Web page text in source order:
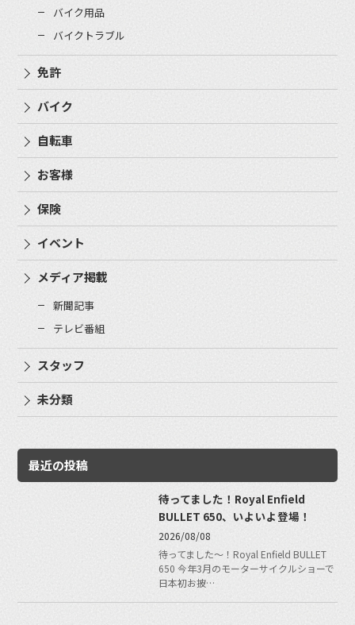
バイク用品
バイクトラブル
免許
バイク
自転車
お客様
保険
イベント
メディア掲載
新聞記事
テレビ番組
スタッフ
未分類
最近の投稿
待ってました！Royal Enfield
BULLET 650、いよいよ登場！
2026/08/08
待ってました〜！Royal Enfield BULLET
650 今年3月のモーターサイクルショーで
日本初お披…